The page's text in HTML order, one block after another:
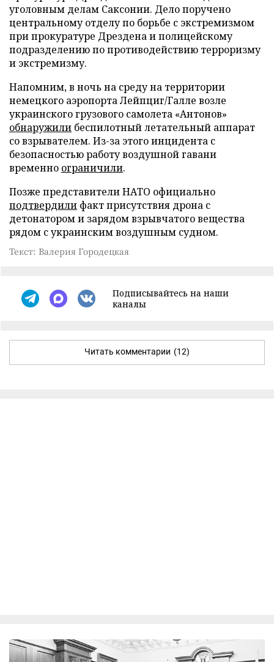
уголовным делам Саксонии. Дело поручено
центральному отделу по борьбе с экстремизмом
при прокуратуре Дрездена и полицейскому
подразделению по противодействию терроризму
и экстремизму.
Напомним, в ночь на среду на территории
немецкого аэропорта Лейпциг/Галле возле
украинского грузового самолета «Антонов»
обнаружили беспилотный летательный аппарат
со взрывателем. Из-за этого инцидента с
безопасностью работу воздушной гавани
временно ограничили.
Позже представители НАТО официально
подтвердили факт присутствия дрона с
детонатором и зарядом взрывчатого вещества
рядом с украинским воздушным судном.
Текст: Валерия Городецкая
Подписывайтесь на наши
каналы
Читать комментарии (12)